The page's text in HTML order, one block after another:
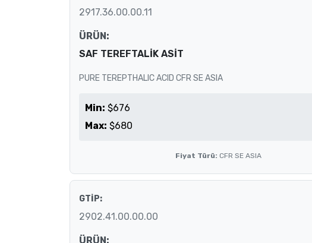
2917.36.00.00.11
ÜRÜN:
SAF TEREFTALİK ASİT
PURE TEREPTHALIC ACID CFR SE ASIA
Min: $676
Max: $680
Fiyat Türü: CFR SE ASIA
GTİP:
2902.41.00.00.00
ÜRÜN: